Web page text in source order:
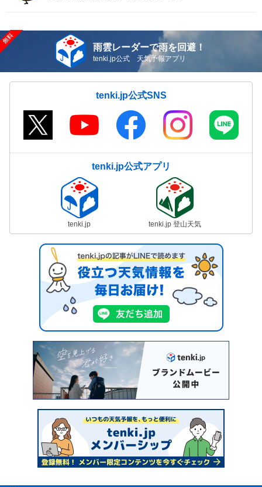
雨雲レーダーで雨を回避！
tenki.jp公式 天気予報アプリ
tenki.jp公式SNS
tenki.jp公式アプリ
tenki.jp tenki.jp 登山天気